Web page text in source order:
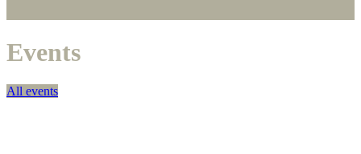
Events
All events